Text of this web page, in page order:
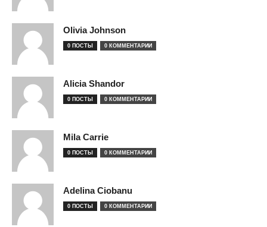
Olivia Johnson
0 ПОСТЫ 0 КОММЕНТАРИИ
Alicia Shandor
0 ПОСТЫ 0 КОММЕНТАРИИ
Mila Carrie
0 ПОСТЫ 0 КОММЕНТАРИИ
Adelina Ciobanu
0 ПОСТЫ 0 КОММЕНТАРИИ